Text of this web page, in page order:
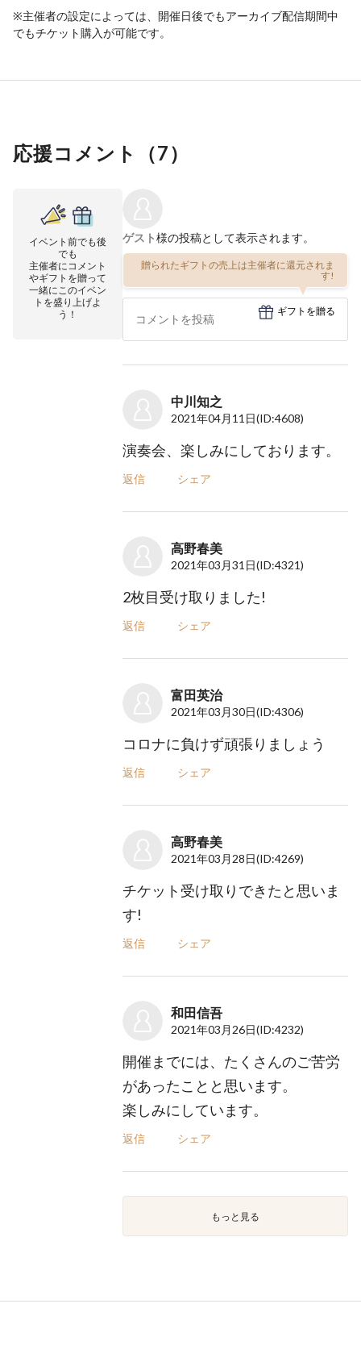
※主催者の設定によっては、開催日後でもアーカイブ配信期間中
でもチケット購入が可能です。
応援コメント（7）
イベント前でも後
でも
主催者にコメント
やギフトを贈って
一緒にこのイベン
トを盛り上げよ
う！
ゲスト様の投稿として表示されます。
贈られたギフトの売上は主催者に還元されま
す!
ギフトを贈る
中川知之
2021年04月11日(ID:4608)
演奏会、楽しみにしております。
返信 シェア
高野春美
2021年03月31日(ID:4321)
2枚目受け取りました!
返信 シェア
富田英治
2021年03月30日(ID:4306)
コロナに負けず頑張りましょう
返信 シェア
高野春美
2021年03月28日(ID:4269)
チケット受け取りできたと思いま
す!
返信 シェア
和田信吾
2021年03月26日(ID:4232)
開催までには、たくさんのご苦労
があったことと思います。
楽しみにしています。
返信 シェア
もっと見る